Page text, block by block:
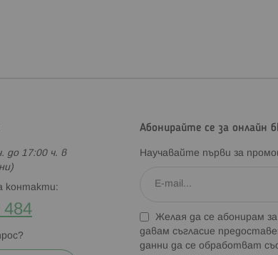
до 17:00 ч. в
контакти:
484
Абонирайте се за онлайн
Научавайте първи за
Желая да се абонирам
давам съгласие
данни да се обработват